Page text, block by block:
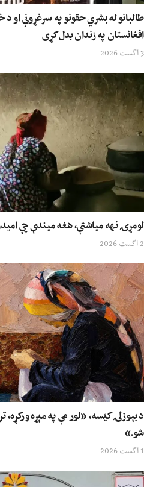
طالبانو له بشري حقونو په سرغړونې او د
افغانستان په زندان بدل کړی
3 اگست 2026
لومړۍ نهه میاشتې، هغه میندې چې
2 اگست 2026
د بېوزلۍ کیسه، «لور مې په مېړه ورکړه،
شو.»
1 اگست 2026